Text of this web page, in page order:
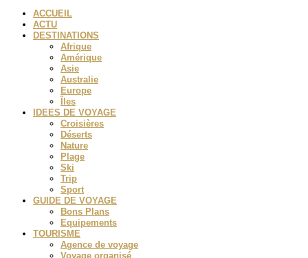
ACCUEIL
ACTU
DESTINATIONS
Afrique
Amérique
Asie
Australie
Europe
Îles
IDEES DE VOYAGE
Croisières
Déserts
Nature
Plage
Ski
Trip
Sport
GUIDE DE VOYAGE
Bons Plans
Equipements
TOURISME
Agence de voyage
Voyage organisé